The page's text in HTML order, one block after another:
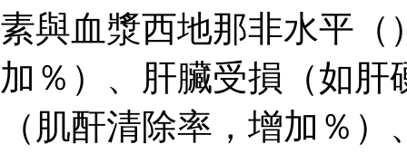
素與血漿西地那非水平（
加％）、肝臟受損（如
（肌酐清除率，增加％